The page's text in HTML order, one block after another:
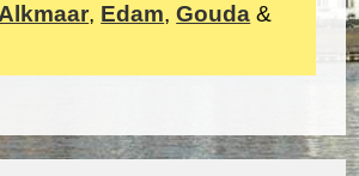
Alkmaar, Edam,Gouda &